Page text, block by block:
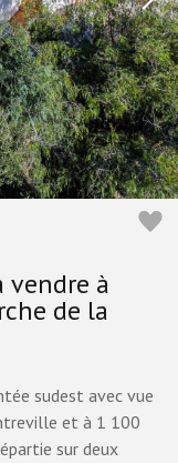
vendre à
de la
sudest avec vue
et à 1 100
sur deux